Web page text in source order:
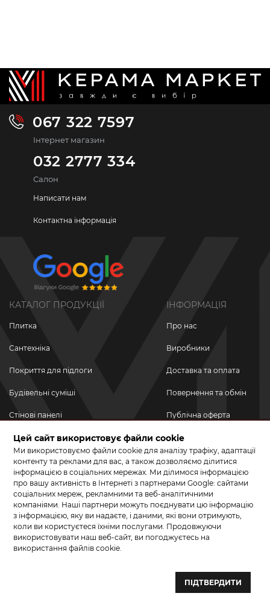
067 322 7597
Інтернет магазин
032 2777 334
Салон
Написати нам
Контактна інформація
КАТАЛОГ ПРОДУКЦІЇ
Плитка
Сантехніка
Покриття для підлоги
Будівельні суміші
Стінові панелі
Новинки
Акційні товари
Акції/Знижки
ІНФОРМАЦІЯ
Про нас
Виробники
Доставка та оплата
Повернення та обмін
Публічна оферта
Політика
конфіденційності
ПРИЄДНУЙТЕСЬ ДО НАС У СОЦМЕРЕЖАХ
Створення сайту та розробка сайтів — веб–студія ”Бренд–A“
Цей сайт використовує файли cookie
Ми використовуємо файли cookie для аналізу трафіку, адаптації
контенту та реклами для вас, а також дозволяємо ділитися
інформацією в соціальних мережах. Ми ділимося інформацією
про вашу активність в Інтернеті з партнерами Google: сайтами
соціальних мереж, рекламними та веб-аналітичними
компаніями. Наші партнери можуть поєднувати цю інформацію
з інформацією, яку ви надаєте, і даними, які вони отримують,
коли ви користуєтеся їхніми послугами. Продовжуючи
використовувати наш веб-сайт, ви погоджуєтесь на
використання файлів cookie.
ПІДТВЕРДИТИ